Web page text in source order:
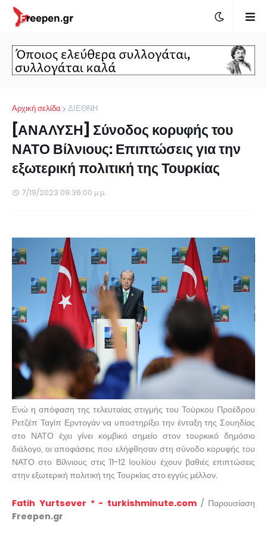
Αρχική σελίδα ΔΙΕΘΝΗ
[ΑΝΑΛΥΣΗ] Σύνοδος κορυφής του
ΝΑΤΟ Βίλνιους: Επιπτώσεις για την
εξωτερική πολιτική της Τουρκίας
7/19/2023 09:36:00 μ.μ.
Ενώ η απόφαση της τελευταίας στιγμής του Τούρκου Προέδρου
Ρετζέπ Ταγίπ Ερντογάν να υποστηρίξει την ένταξη της Σουηδίας
στο ΝΑΤΟ έχει γίνει κομβικό σημείο στον τουρκικό δημόσιο
διάλογο, οι αποφάσεις που ελήφθησαν στη σύνοδο κορυφής του
ΝΑΤΟ στο Βίλνιους στις 11-12 Ιουλίου έχουν βαθιές επιπτώσεις
στην εξωτερική πολιτική της Τουρκίας στο εγγύς μέλλον.
Fatih Yurtsever * - turkishminute.com / Παρουσίαση
Freepen.gr